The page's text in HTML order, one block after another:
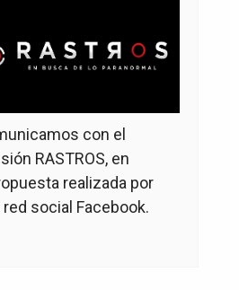
con el
RASTROS, en
realizada por
social Facebook.